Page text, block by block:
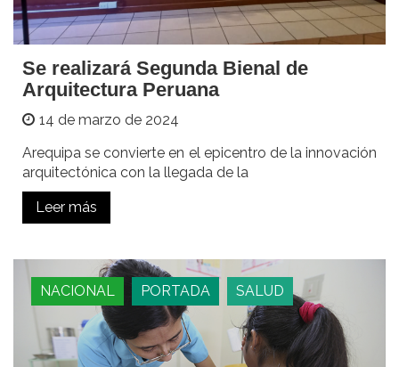
Se realizará Segunda Bienal de
Arquitectura Peruana
14 de marzo de 2024
Arequipa se convierte en el epicentro de la innovación
arquitectónica con la llegada de la
Leer más
NACIONAL PORTADA SALUD